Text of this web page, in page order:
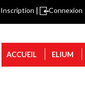
Inscription Connexion
ACCUEIL ELIUM